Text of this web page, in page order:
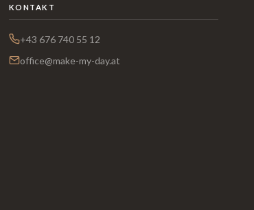
KONTAKT
+43 676 740 55 12
office@make-my-day.at